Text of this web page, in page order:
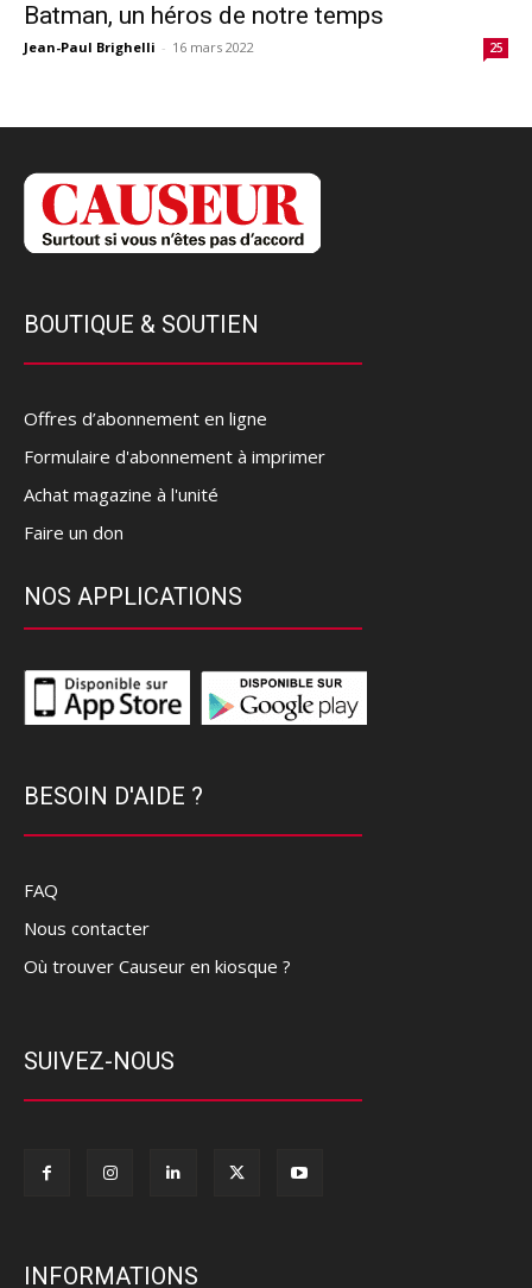
Batman, un héros de notre temps
Jean-Paul Brighelli - 16 mars 2022 25
BOUTIQUE & SOUTIEN
Offres d’abonnement en ligne
Formulaire d'abonnement à imprimer
Achat magazine à l'unité
Faire un don
NOS APPLICATIONS
BESOIN D'AIDE ?
FAQ
Nous contacter
Où trouver Causeur en kiosque ?
SUIVEZ-NOUS
INFORMATIONS